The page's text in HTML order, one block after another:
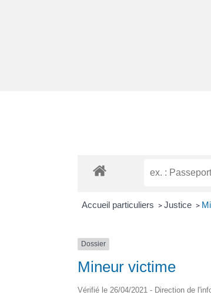
Accueil particuliers > Justice >
Dossier
Mineur victime
Vérifié le 26/04/2021 - Direction de